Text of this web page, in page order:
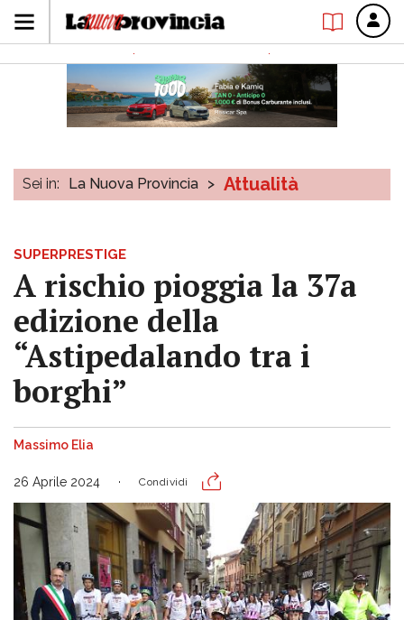
Sei in: La Nuova Provincia > Attualità
SUPERPRESTIGE
A rischio pioggia la 37a
edizione della
“Astipedalando tra i
borghi”
Massimo Elia
26 Aprile 2024 Condividi